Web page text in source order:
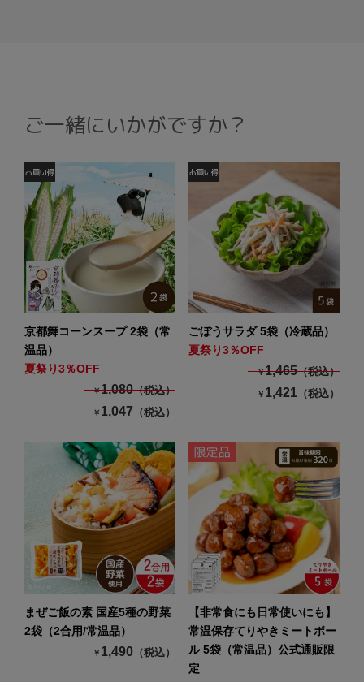
ご一緒にいかがですか？
京都舞コーンスープ 2袋（常
温品）
夏祭り3％OFF
￥1,080（税込）
￥ 1,047 （税込）
ごぼうサラダ 5袋（冷蔵品）
夏祭り3％OFF
￥1,465（税込）
￥ 1,421 （税込）
まぜご飯の素 国産5種の野菜
2袋（2合用/常温品）
￥ 1,490 （税込）
【非常食にも日常使いにも】
常温保存てりやきミートボー
ル 5袋（常温品）公式通販限
定